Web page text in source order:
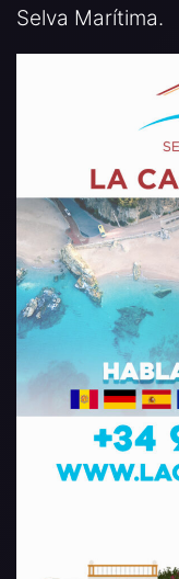
Selva Marítima.